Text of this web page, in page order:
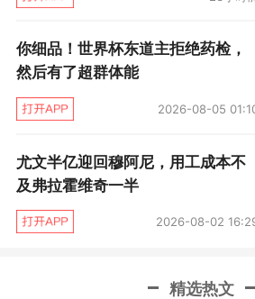
你细品！世界杯东道主拒绝药检，
然后有了超群体能
2026-08-05
尤文半亿迎回穆阿尼，用工成本不
及弗拉霍维奇一半
2026-08-02
精选热文